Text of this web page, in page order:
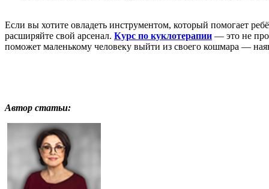
Если вы хотите овладеть инструментом, который помогает
расширяйте свой арсенал. Курс по куклотерапии — это не
поможет маленькому человеку выйти из своего кошмара —
Автор статьи: